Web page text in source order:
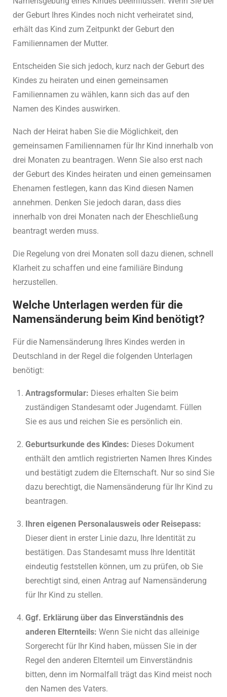
der Geburt Ihres Kindes noch nicht verheiratet sind,
erhält das Kind zum Zeitpunkt der Geburt den
Familiennamen der Mutter.
Entscheiden Sie sich jedoch, kurz nach der Geburt des
Kindes zu heiraten und einen gemeinsamen
Familiennamen zu wählen, kann sich das auf den
Namen des Kindes auswirken.
Nach der Heirat haben Sie die Möglichkeit, den
gemeinsamen Familiennamen für Ihr Kind innerhalb von
drei Monaten zu beantragen. Wenn Sie also erst nach
der Geburt des Kindes heiraten und einen gemeinsamen
Ehenamen festlegen, kann das Kind diesen Namen
annehmen. Denken Sie jedoch daran, dass dies
innerhalb von drei Monaten nach der Eheschließung
beantragt werden muss.
Die Regelung von drei Monaten soll dazu dienen, schnell
Klarheit zu schaffen und eine familiäre Bindung
herzustellen.
Welche Unterlagen werden für die
Namensänderung beim Kind benötigt?
Für die Namensänderung Ihres Kindes werden in
Deutschland in der Regel die folgenden Unterlagen
benötigt:
Antragsformular: Dieses erhalten Sie beim
zuständigen Standesamt oder Jugendamt. Füllen
Sie es aus und reichen Sie es persönlich ein.
Geburtsurkunde des Kindes: Dieses Dokument
enthält den amtlich registrierten Namen Ihres Kindes
und bestätigt zudem die Elternschaft. Nur so sind Sie
dazu berechtigt, die Namensänderung für Ihr Kind zu
beantragen.
Ihren eigenen Personalausweis oder Reisepass:
Dieser dient in erster Linie dazu, Ihre Identität zu
bestätigen. Das Standesamt muss Ihre Identität
eindeutig feststellen können, um zu prüfen, ob Sie
berechtigt sind, einen Antrag auf Namensänderung
für Ihr Kind zu stellen.
Ggf. Erklärung über das Einverständnis des
anderen Elternteils: Wenn Sie nicht das alleinige
Sorgerecht für Ihr Kind haben, müssen Sie in der
Regel den anderen Elternteil um Einverständnis
bitten, denn im Normalfall trägt das Kind meist noch
den Namen des Vaters.